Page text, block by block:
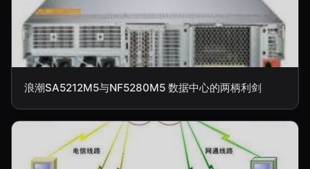
浪潮SA5212M5与NF5280M5 数据中心的两柄利剑